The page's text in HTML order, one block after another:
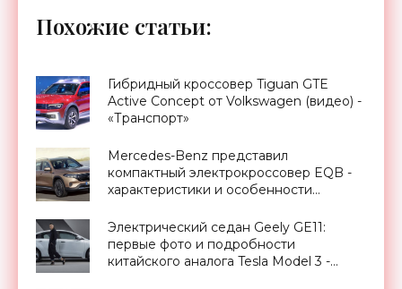
Похожие статьи:
Гибридный кроссовер Tiguan GTE
Active Concept от Volkswagen (видео) -
«Транспорт»
Mercedes-Benz представил
компактный электрокроссовер EQB -
характеристики и особенности
Электрический седан Geely GE11:
первые фото и подробности
китайского аналога Tesla Model 3 -